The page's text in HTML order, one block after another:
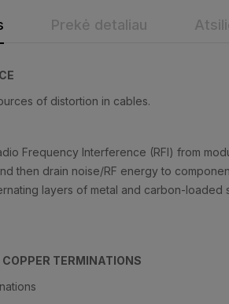
Prekė detaliau
of distortion in cables.
Frequency Interference (RFI) from
then drain noise/RF energy to
layers of metal and carbon-
TERMINATIONS